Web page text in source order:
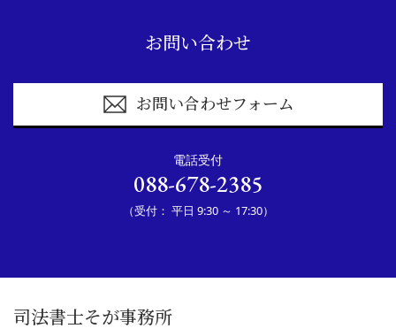
お問い合わせ
お問い合わせフォーム
電話受付
088-678-2385
（受付： 平日 9:30 ～ 17:30）
司法書士そが事務所